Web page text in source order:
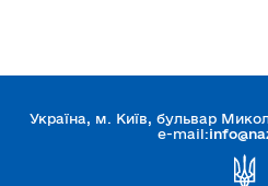
відкриті в одній установі,
170-1. Як зазначати
Україна, м. Київ, бульвар
e-mail: